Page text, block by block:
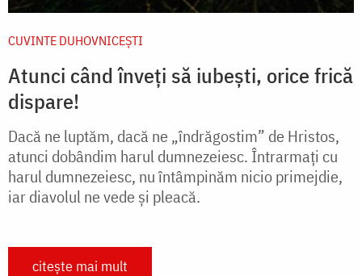
CUVINTE DUHOVNICEȘTI
Atunci când înveți să iubești, orice frică
dispare!
Dacă ne luptăm, dacă ne „îndrăgostim” de Hristos,
atunci dobândim harul dumnezeiesc. Întrarmați cu
harul dumnezeiesc, nu întâmpinăm nicio primejdie,
iar diavolul ne vede și pleacă.
citește mai mult